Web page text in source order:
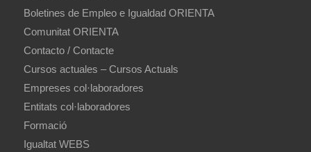
Boletines de Empleo e Igualdad ORIENTA
Comunitat ORIENTA
Contacto / Contacte
Cursos actuales – Cursos Actuals
Empreses col·laboradores
Entitats col·laboradores
Formació
Igualtat WEBS